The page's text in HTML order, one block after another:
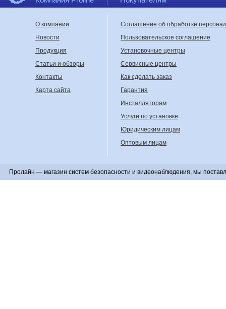
О компании
Новости
Продукция
Статьи и обзоры
Контакты
Карта сайта
Соглашение об обработке
Пользовательское соглашение
Установочные центры
Сервисные центры
Как сделать заказ
Гарантия
Инсталляторам
Услуги по установке
Юридическим лицам
Оптовым лицам
Пролайн — магазин систем безопасности и видеонаблюдения, мы